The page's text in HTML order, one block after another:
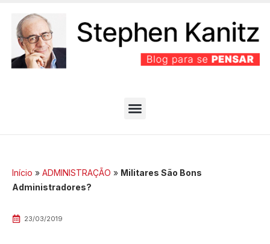
Início » ADMINISTRAÇÃO » Militares São Bons
Administradores?
23/03/2019